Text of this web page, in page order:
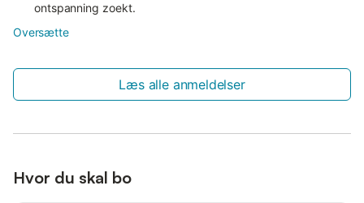
ontspanning zoekt.
Oversætte
Læs alle anmeldelser
Hvor du skal bo